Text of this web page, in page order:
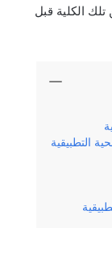
الكلية قبل
التطبيقية